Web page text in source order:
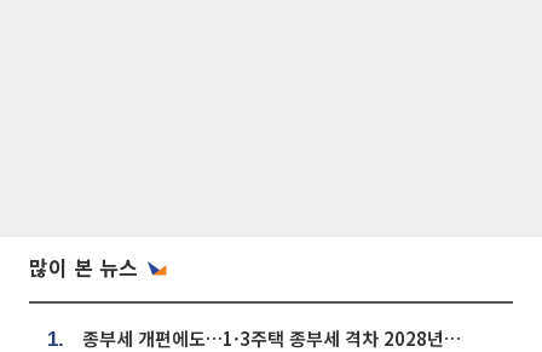
많이 본 뉴스
1. 종부세 개편에도…1·3주택 종부세 격차 2028년부터 확대